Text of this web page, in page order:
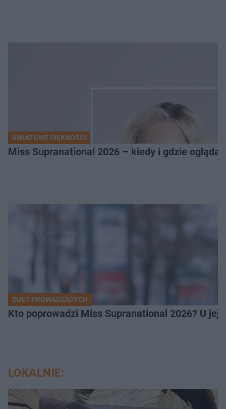
ŚWIATOWE PIĘKNOŚCI
Miss Supranational 2026 – kiedy i gdzie
DUET PROWADZĄCYCH
Kto poprowadzi Miss Supranational 2026? U jej
LOKALNIE: